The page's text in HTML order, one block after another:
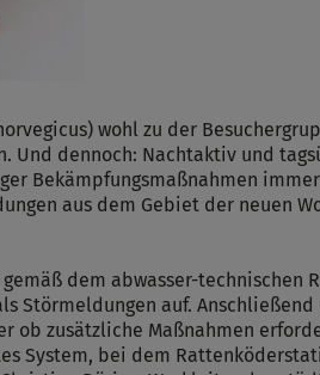
wohl zu der
Und dennoch: Nachtaktiv und
Bekämpfungsmaßnahmen
aus dem Gebiet der neuen
dem abwasser-technischen
auf.
zusätzliche Maßnahmen
System, bei dem